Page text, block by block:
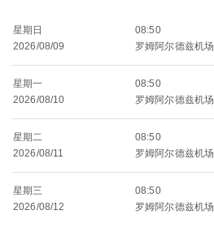
星期日
2026/08/09
08:50
罗姆阿尔德兹机场
星期一
2026/08/10
08:50
罗姆阿尔德兹机场
星期二
2026/08/11
08:50
罗姆阿尔德兹机场
星期三
2026/08/12
08:50
罗姆阿尔德兹机场